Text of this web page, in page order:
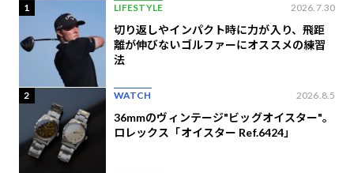
1 LIFESTYLE 2026.7.30
切り返しやインパクト時に力が入り、飛距
離が伸びないゴルファーにオススメの練習
法
2 WATCH 2026.8.5
36mmのヴィンテージ"ビッグオイスター"。
ロレックス「オイスター Ref.6424」